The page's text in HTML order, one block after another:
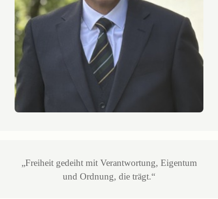
„Freiheit gedeiht mit Verantwortung, Eigentum
und Ordnung, die trägt.“